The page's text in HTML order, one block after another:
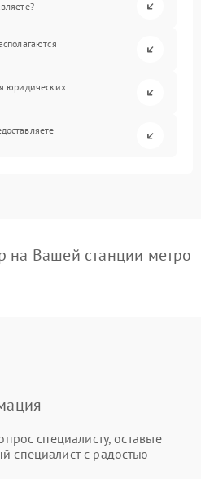
юридических
на Вашей станции метро
специалисту, оставьте
специалист с радостью